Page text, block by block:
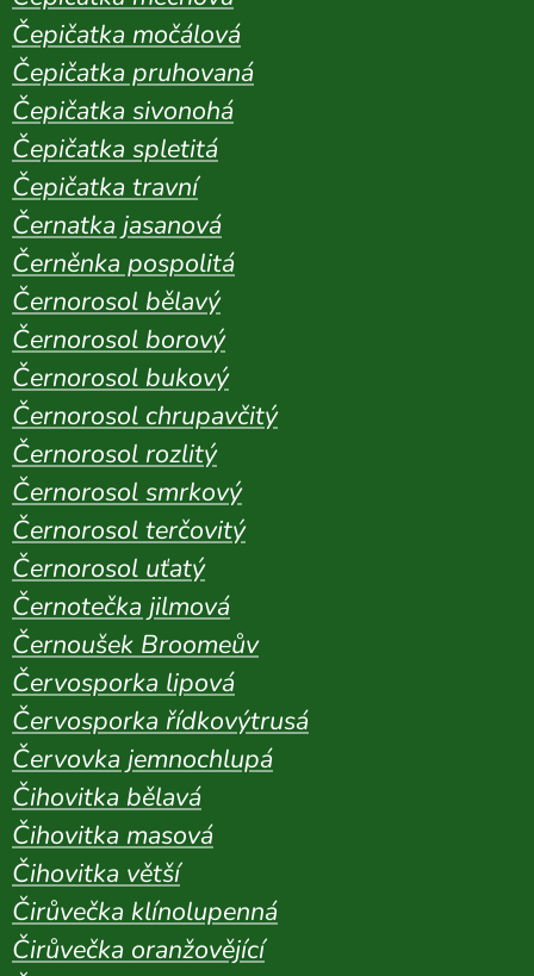
Čepičatka močálová
Čepičatka pruhovaná
Čepičatka sivonohá
Čepičatka spletitá
Čepičatka travní
Černatka jasanová
Černěnka pospolitá
Černorosol bělavý
Černorosol borový
Černorosol bukový
Černorosol chrupavčitý
Černorosol rozlitý
Černorosol smrkový
Černorosol terčovitý
Černorosol uťatý
Černotečka jilmová
Černoušek Broomeův
Červosporka lipová
Červosporka řídkovýtrusá
Červovka jemnochlupá
Čihovitka bělavá
Čihovitka masová
Čihovitka větší
Čirůvečka klínolupenná
Čirůvečka oranžovějící